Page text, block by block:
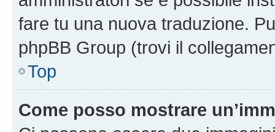
fare tu una nuova traduzione.
phpBB Group (trovi il
Top
Come posso mostrare